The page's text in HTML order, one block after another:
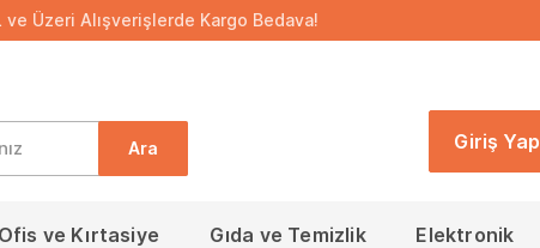
ve Üzeri Alışverişlerde Kargo Bedava!
Ara Giriş Yap
Ofis ve Kırtasiye Gıda ve Temizlik Elektronik